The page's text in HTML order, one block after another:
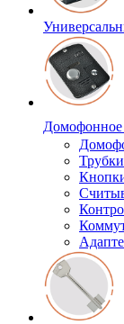
Домофонное
Трубки